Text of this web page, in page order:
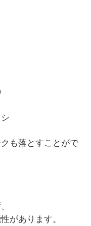
も落とすことがで
があります。